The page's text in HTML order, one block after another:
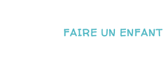
FAIRE UN ENFANT